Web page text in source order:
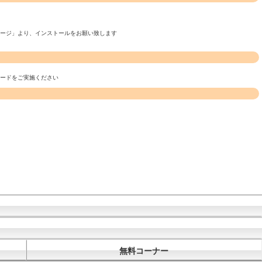
ジ」より、インストールをお願い致します
ドをご実施ください
無料コーナー